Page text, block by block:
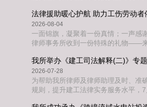
文化与律师心理健康”主题沙龙活动
宾，以传统儒释道思想为根基，融汇
古今、贯通文理的心灵探索之
法律援助暖心护航 助力工伤劳动
2026-08-04
一面锦旗，凝聚着一份真情；一声感
律师事务所收到一份特殊的礼物——
我所践行“人民律师为人民”宗旨的生
年5月11日，我所张何雪律师接到成
伤劳动争议法律援助案
我所举办《建工司法解释(二)》专
2026-07-28
为帮助我所律师及律师助理及时、准
规则，提升建工法律实务服务水平，